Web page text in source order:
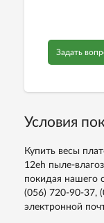
Задать
Условия
Купить весы
12еh пыле-
покидая нашего
(056) 720-90-37,
электронной